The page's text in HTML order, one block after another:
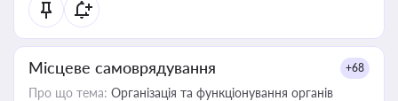
Місцеве самоврядування +68
Про що тема: Організація та функціонування органів